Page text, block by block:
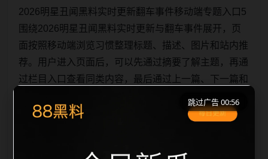
2026明星丑闻黑料实时更新翻车事件移动端专题入口5
围绕2026明星丑闻黑料实时更新与翻车事件展开，页
面按照移动端浏览习惯整理标题、描述、图片和站内推
荐。用户进入页面后，可以先通过摘要了解主题，再通
过栏目入口查看同类内容，最后通过上一篇、下一篇和
避免无关关键词堆砌，也避免多个站点同步发布完全相
跳过广告 00:56